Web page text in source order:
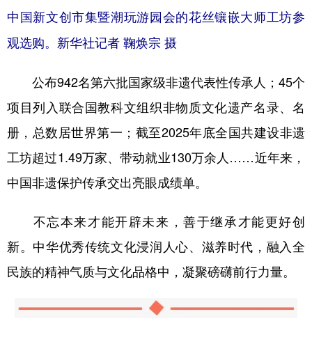
中国新文创市集暨潮玩游园会的花丝镶嵌大师工坊参
观选购。新华社记者 鞠焕宗 摄
公布942名第六批国家级非遗代表性传承人；45个
项目列入联合国教科文组织非物质文化遗产名录、名
册，总数居世界第一；截至2025年底全国共建设非遗
工坊超过1.49万家、带动就业130万余人……近年来，
中国非遗保护传承交出亮眼成绩单。
不忘本来才能开辟未来，善于继承才能更好创
新。中华优秀传统文化浸润人心、滋养时代，融入全
民族的精神气质与文化品格中，凝聚磅礴前行力量。